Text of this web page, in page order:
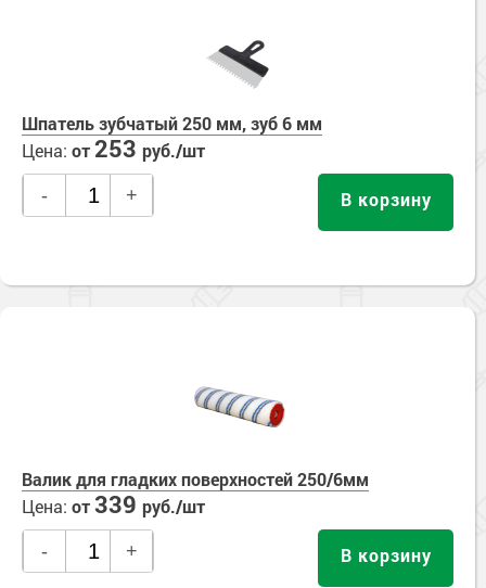
Шпатель зубчатый 250 мм, зуб 6 мм
Цена: от253 руб./шт
- + В корзину
Валик для гладких поверхностей 250/6мм
Цена: от339 руб./шт
- + В корзину